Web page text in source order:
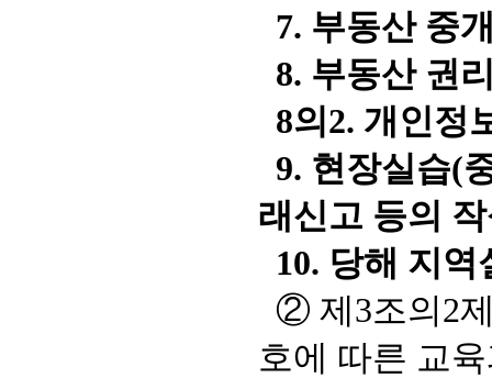
7. 부동산 중
8. 부동산 권
8의2. 개인정
9. 현장실습(
래신고 등의
10. 당해 지
② 제3조의2
호에 따른 교